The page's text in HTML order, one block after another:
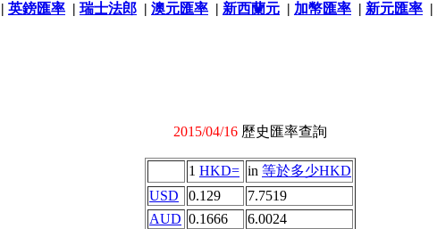
| 英鎊匯率 | 瑞士法郎 | 澳元匯率 | 新西蘭元 | 加幣匯率 | 新元匯率 |
2015/04/16 歷史匯率查詢
1 HKD= in 等於多少HKD
USD
0.129
7.7519
AUD 0.1666
6.0024